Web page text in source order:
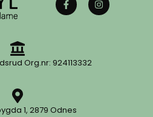
Org.nr: 924113332
1, 2879 Odnes